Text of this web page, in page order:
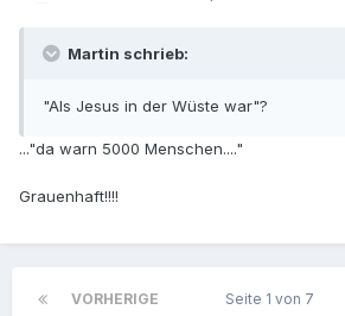
Martin schrieb:
"Als Jesus in der Wüste war"?
..."da warn 5000 Menschen...."
Grauenhaft!!!!
VORHERIGE Seite 1 von 7